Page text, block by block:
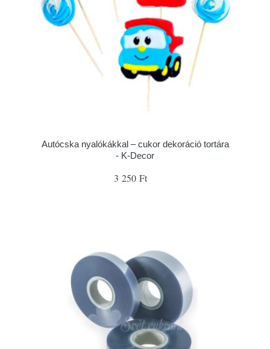
Autócska nyalókákkal – cukor dekoráció tortára
- K-Decor
3 250 Ft